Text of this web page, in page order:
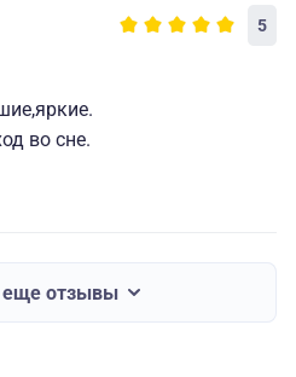
5
во сне.
еще отзывы